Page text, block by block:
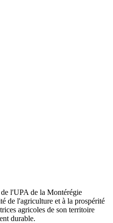
l'UPA de la Montérégie
de l'agriculture et à la prospérité
agricoles de son territoire
durable.